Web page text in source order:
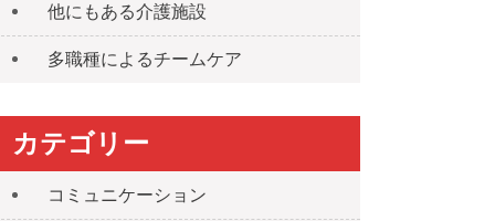
他にもある介護施設
多職種によるチームケア
カテゴリー
コミュニケーション